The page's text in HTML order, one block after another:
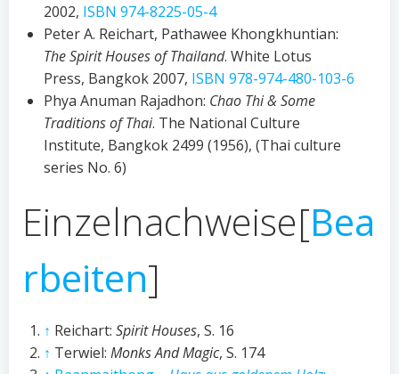
2002, ISBN 974-8225-05-4
Peter A. Reichart, Pathawee Khongkhuntian:
The Spirit Houses of Thailand. White Lotus
Press, Bangkok 2007, ISBN 978-974-480-103-6
Phya Anuman Rajadhon: Chao Thi & Some
Traditions of Thai. The National Culture
Institute, Bangkok 2499 (1956), (Thai culture
series No. 6)
Einzelnachweise[Bea
rbeiten]
↑ Reichart: Spirit Houses, S. 16
↑ Terwiel: Monks And Magic, S. 174